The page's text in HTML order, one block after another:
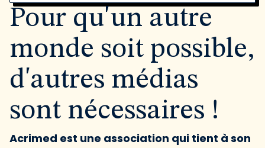
Pour qu'un autre
monde soit possible,
d'autres médias
sont nécessaires !
Acrimed est une association qui tient à son